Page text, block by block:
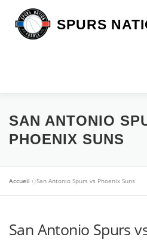
contenu
SPURS
DEVENIR MEMBRE LA
SAN ANTONIO
PHOENIX SUNS
Accueil »San Antonio Spurs vs Phoenix Suns
San Antonio Spurs